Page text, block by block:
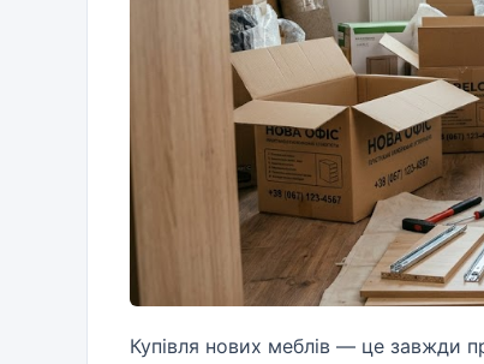
Купівля нових меблів — це завжди